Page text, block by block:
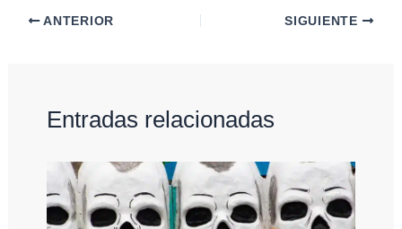
ANTERIOR SIGUIENTE
Entradas relacionadas